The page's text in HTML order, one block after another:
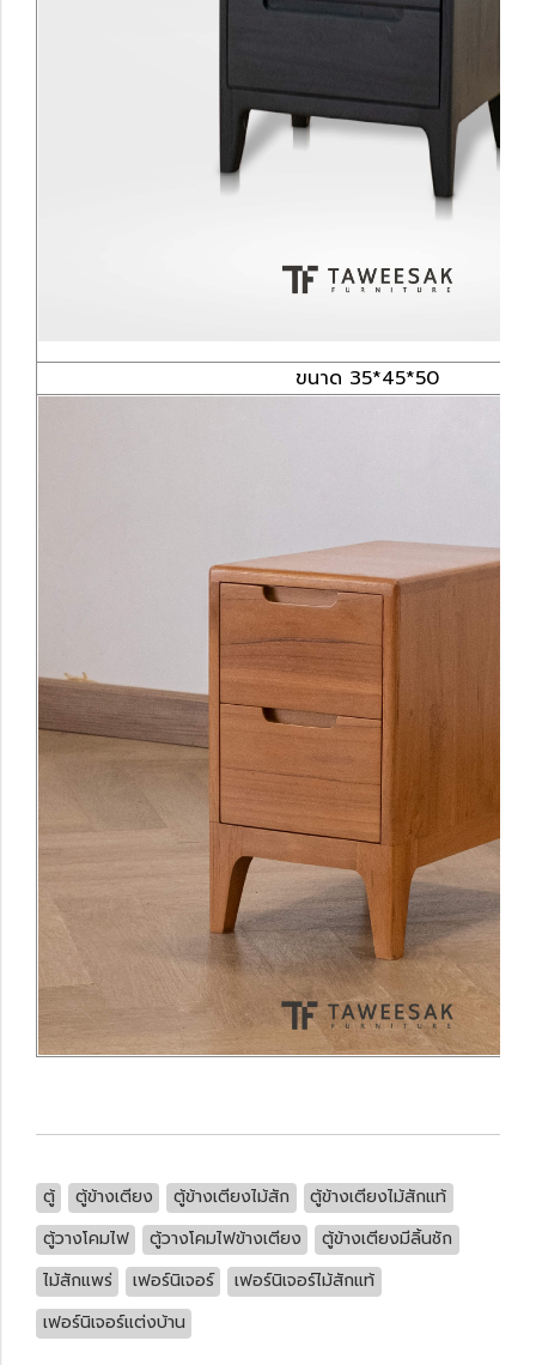
ขนาด 35*45*50
ตู้ ตู้ข้างเตียง ตู้ข้างเตียงไม้สัก
ตู้ข้างเตียงไม้สักแท้
ตู้วางโคมไฟ
ตู้วางโคมไฟข้างเตียง
ตู้ข้างเตียงมีลิ้นชัก
ไม้สักแพร่
เฟอร์นิเจอร์
เฟอร์นิเจอร์ไม้สักแท้
เฟอร์นิเจอร์แต่งบ้าน